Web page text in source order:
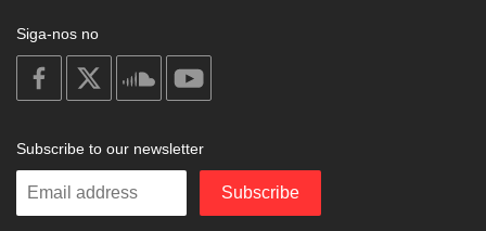
Siga-nos no
on
facebook
soundcloud
Subscribe to our newsletter
Enter
Subscribe